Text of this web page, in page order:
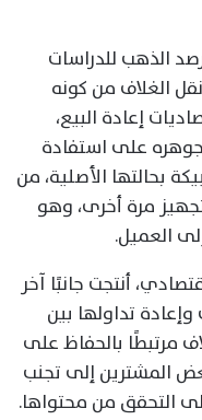
الذهب للدراسات
الغلاف من كونه
إعادة البيع،
على استفادة
بحالتها الأصلية، من
مرة أخرى، وهو
العميل.
أنتجت جانبًا آخر
تداولها بين
مرتبطًا بالحفاظ على
المشترين إلى تجنب
التحقق من محتواها.